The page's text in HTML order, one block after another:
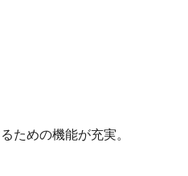
ための機能が充実。